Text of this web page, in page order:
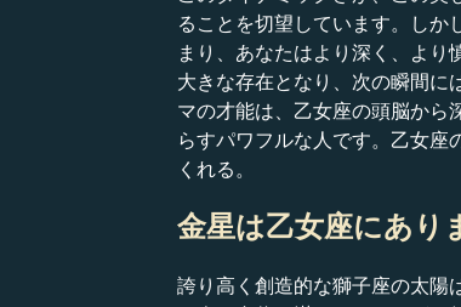
ることを切望しています。し
まり、あなたはより深く、よ
大きな存在となり、次の瞬間に
マの才能は、乙女座の頭脳から
らすパワフルな人です。乙女
くれる。
金星は乙女座にあり
誇り高く創造的な獅子座の太陽